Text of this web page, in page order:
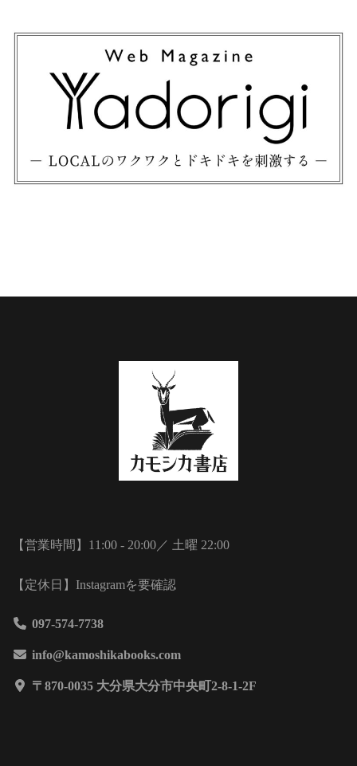
【営業時間】11:00 - 20:00／ 土曜 22:00
【定休日】Instagramを要確認
097-574-7738
info@kamoshikabooks.com
〒870-0035 大分県大分市中央町2-8-1-2F